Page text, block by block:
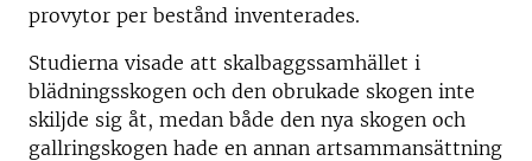
provytor per bestånd inventerades.
Studierna visade att skalbaggssamhället i
blädningsskogen och den obrukade skogen inte
skiljde sig åt, medan både den nya skogen och
gallringskogen hade en annan artsammansättning